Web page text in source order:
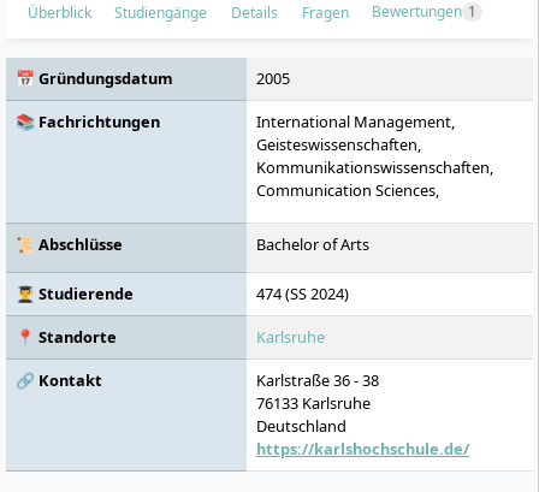
Überblick Studiengänge Details Fragen Bewertungen 1
📅 Gründungsdatum
2005
📚 Fachrichtungen
International Management,
Geisteswissenschaften,
Kommunikationswissenschaften,
Communication Sciences,
📜 Abschlüsse
Bachelor of Arts
👨‍🎓 Studierende
474 (SS 2024)
📍 Standorte
Karlsruhe
🔗 Kontakt
Karlstraße 36 - 38
76133 Karlsruhe
Deutschland
https://karlshochschule.de/